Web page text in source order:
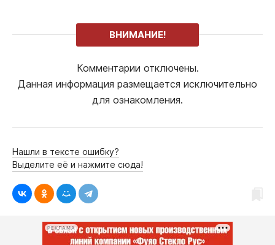
ВНИМАНИЕ!
Комментарии отключены.
Данная информация размещается исключительно
для ознакомления.
Нашли в тексте ошибку?
Выделите её и нажмите сюда!
РЕКЛАМА